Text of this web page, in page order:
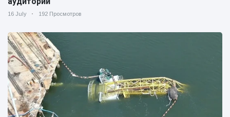
16 July 192 Просмотров